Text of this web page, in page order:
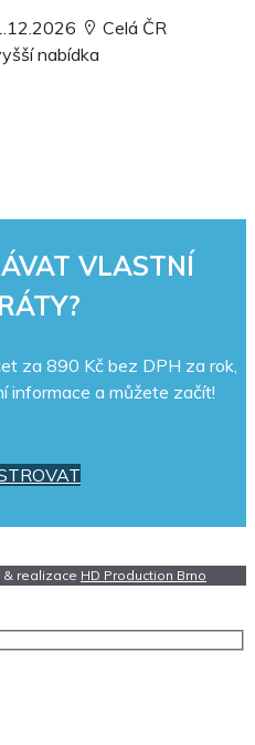
Celá ČR
nabídka
VLASTNÍ
za 890 Kč bez DPH za rok,
informace a můžete začít!
& realizace HD Production Brno